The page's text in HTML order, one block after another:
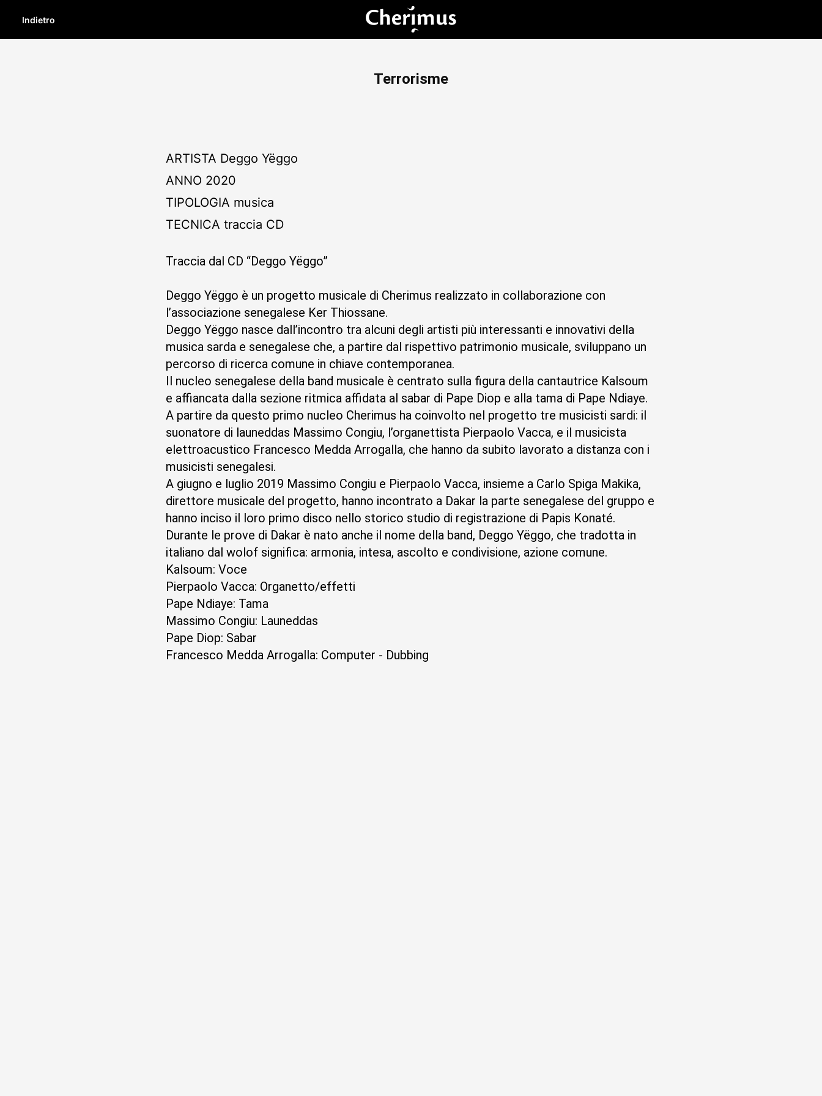
Indietro
Terrorisme
ARTISTA Deggo Yëggo
ANNO 2020
TIPOLOGIA musica
TECNICA traccia CD
Traccia dal CD “Deggo Yëggo”
Deggo Yëggo è un progetto musicale di Cherimus realizzato in collaborazione con
l’associazione senegalese Ker Thiossane.
Deggo Yëggo nasce dall’incontro tra alcuni degli artisti più interessanti e innovativi della
musica sarda e senegalese che, a partire dal rispettivo patrimonio musicale, sviluppano un
percorso di ricerca comune in chiave contemporanea.
Il nucleo senegalese della band musicale è centrato sulla figura della cantautrice Kalsoum
e affiancata dalla sezione ritmica affidata al sabar di Pape Diop e alla tama di Pape Ndiaye.
A partire da questo primo nucleo Cherimus ha coinvolto nel progetto tre musicisti sardi: il
suonatore di launeddas Massimo Congiu, l’organettista Pierpaolo Vacca, e il musicista
elettroacustico Francesco Medda Arrogalla, che hanno da subito lavorato a distanza con i
musicisti senegalesi.
A giugno e luglio 2019 Massimo Congiu e Pierpaolo Vacca, insieme a Carlo Spiga Makika,
direttore musicale del progetto, hanno incontrato a Dakar la parte senegalese del gruppo e
hanno inciso il loro primo disco nello storico studio di registrazione di Papis Konaté.
Durante le prove di Dakar è nato anche il nome della band, Deggo Yëggo, che tradotta in
italiano dal wolof significa: armonia, intesa, ascolto e condivisione, azione comune.
Kalsoum: Voce
Pierpaolo Vacca: Organetto/effetti
Pape Ndiaye: Tama
Massimo Congiu: Launeddas
Pape Diop: Sabar
Francesco Medda Arrogalla: Computer - Dubbing